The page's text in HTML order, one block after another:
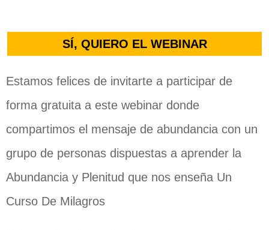
SÍ, QUIERO EL WEBINAR
Estamos felices de invitarte a participar de
forma gratuita a este webinar donde
compartimos el mensaje de abundancia con un
grupo de personas dispuestas a aprender la
Abundancia y Plenitud que nos enseña Un
Curso De Milagros